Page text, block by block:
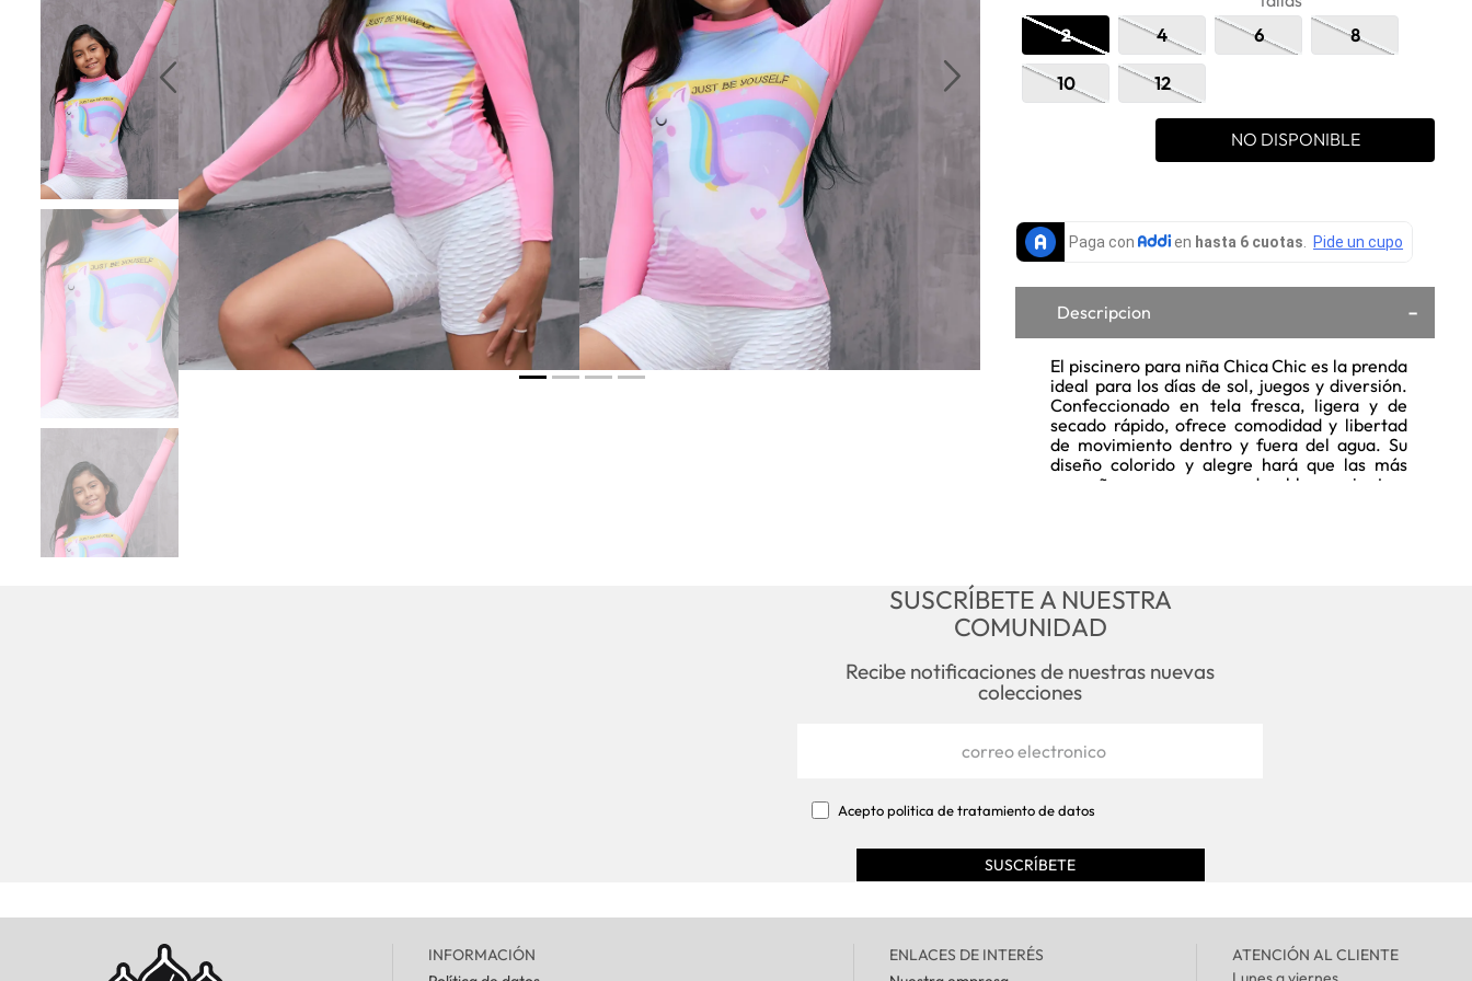
2
4 6 8
10 12
NO DISPONIBLE
Descripcion
El piscinero para niña Chica Chic es la prenda
ideal para los días de sol, juegos y diversión.
Confeccionado en tela fresca, ligera y de
secado rápido, ofrece comodidad y libertad
de movimiento dentro y fuera del agua. Su
diseño colorido y alegre hará que las más
pequeñas se vean adorables mientras
Instrucciones de lavado
Envío
SUSCRÍBETE A NUESTRA
COMUNIDAD
Recibe notificaciones de nuestras nuevas
colecciones
Acepto politica de tratamiento de datos
INFORMACIÓN
ENLACES DE INTERÉS
ATENCIÓN AL CLIENTE
10. chaqueta